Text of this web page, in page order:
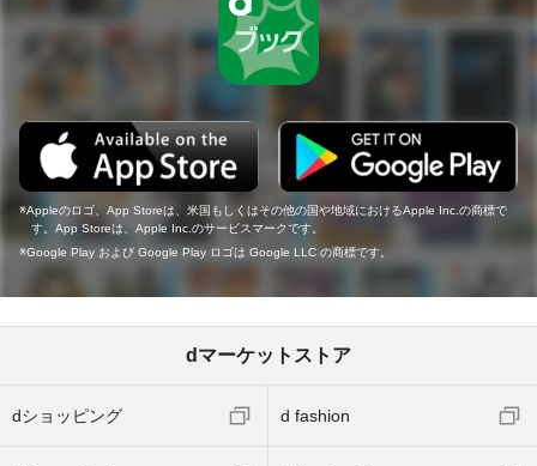
Appleのロゴ、App Storeは、米国もしくはその他の国や地域におけるApple Inc.の商標で
す。App Storeは、Apple Inc.のサービスマークです。
Google Play および Google Play ロゴは Google LLC の商標です。
dマーケットストア
dショッピング d fashion